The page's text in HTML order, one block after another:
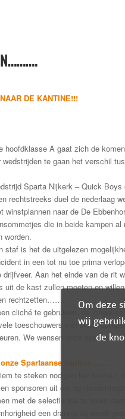
DE KANTINE!!!
hoofdklasse A gaat zich de
te gaan het verschil
Sparta Nijkerk – Quick Boys
rechtstreeks duel de nederlaag
naar de De
die in beide kampen
worden.
staf is het de uitgelezen
in een tot nu toe prima
Aan het einde van de rit
de kast zullen moeten en
rechtzetten……..
cliché te gebruiken, de
toeschouwers van beide
We wensen onze spelers
Spartaanse kantine…….
te steken nodigen het bestuur,
sponsoren uit om op
met de selectie toe te leven
een drankje bij wordt
Om deze
wij
de